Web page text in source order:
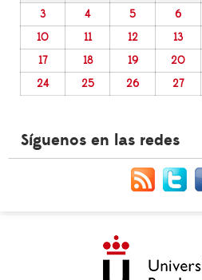
3
4 5 6
10
11 12 13
17
18 19 20
24
25 26 27
Síguenos en las redes